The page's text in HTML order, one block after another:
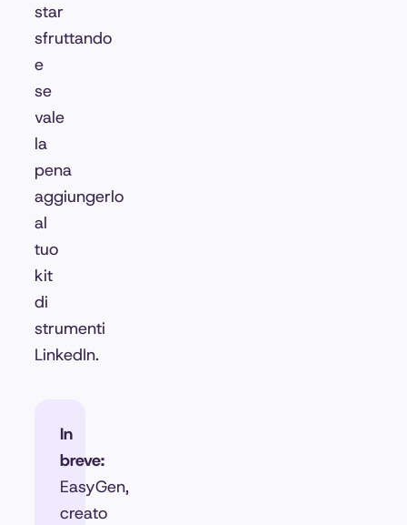
star
sfruttando
e
se
vale
la
pena
aggiungerlo
al
tuo
kit
di
strumenti
LinkedIn.
In
breve:
EasyGen,
creato